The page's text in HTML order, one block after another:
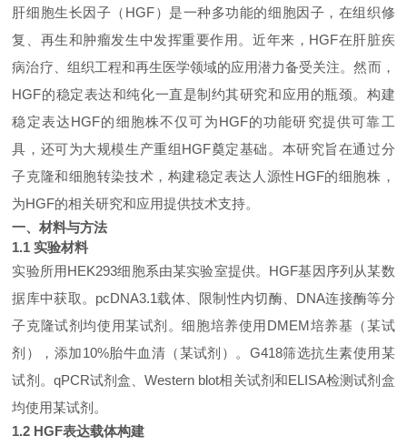
肝细胞生长因子（ HGF）是一种多功能的细胞因子，在组织修
复、再生和肿瘤发生中发挥重要作用。近年来，HGF在肝脏疾
病治疗、组织工程和再生医学领域的应用潜力备受关注。然而，
HGF的稳定表达和纯化一直是制约其研究和应用的瓶颈。构建
稳定表达HGF的细胞株不仅可为HGF的功能研究提供可靠工
具，还可为大规模生产重组HGF奠定基础。本研究旨在通过分
子克隆和细胞转染技术，构建稳定表达人源性HGF的细胞株，
为HGF的相关研究和应用提供技术支持。
一、材料与方法
1.1 实验材料
实验所用HEK293细胞系由某实验室提供。HGF基因序列从某数
据库中获取。pcDNA3.1载体、限制性内切酶、DNA连接酶等分
子克隆试剂均使用某试剂。细胞培养使用DMEM培养基（某试
剂），添加10%胎牛血清（某试剂）。G418筛选抗生素使用某
试剂。qPCR试剂盒、Western blot相关试剂和ELISA检测试剂盒
均使用某试剂。
1.2 HGF表达载体构建